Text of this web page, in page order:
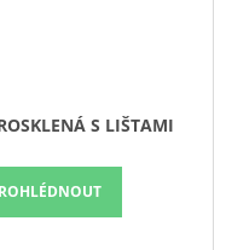
S LIŠTAMI